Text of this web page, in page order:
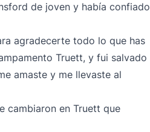
de joven y había confiado
agradecerte todo lo que has
Truett, y fui salvado
amaste y me llevaste al
cambiaron en Truett que